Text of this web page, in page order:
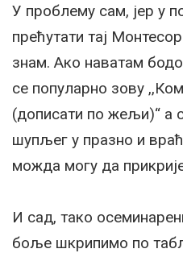
У проблему сам, јер у
прећутати тај
знам. Ако наватам
се популарно зову
(дописати по жељи)“ а
шупљег у празно и
можда могу да
И сад, тако
боље шкрипимо по